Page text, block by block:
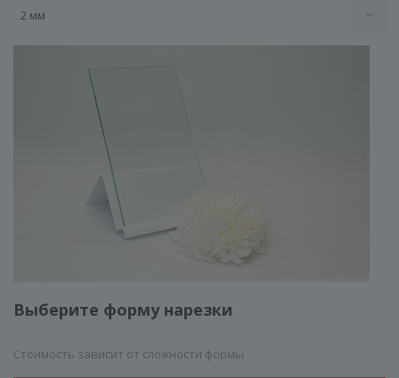
2 мм
Выберите форму нарезки
Стоимость зависит от сложности формы